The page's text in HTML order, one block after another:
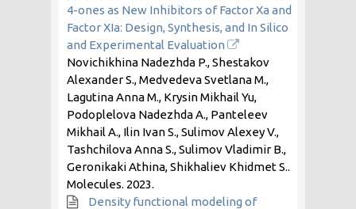
4-ones as New Inhibitors of Factor Xa and
Factor XIa: Design, Synthesis, and In Silico
and Experimental Evaluation
Novichikhina Nadezhda P., Shestakov
Alexander S., Medvedeva Svetlana M.,
Lagutina Anna M., Krysin Mikhail Yu,
Podoplelova Nadezhda A., Panteleev
Mikhail A., Ilin Ivan S., Sulimov Alexey V.,
Tashchilova Anna S., Sulimov Vladimir B.,
Geronikaki Athina, Shikhaliev Khidmet S..
Molecules. 2023.
Density functional modeling of